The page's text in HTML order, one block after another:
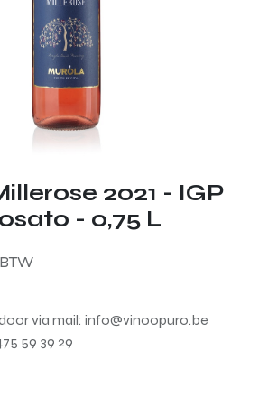
2021 - IGP
- 0,75 L
via mail: info@vinoopuro.be
59 39 29